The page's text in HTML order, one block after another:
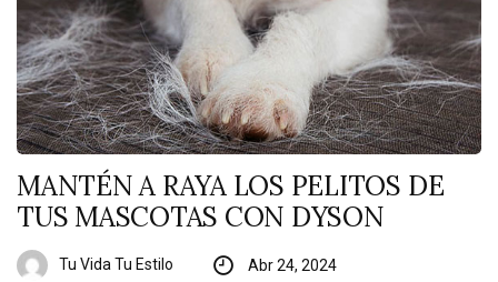
MANTÉN A RAYA LOS PELITOS DE
TUS MASCOTAS CON DYSON
Tu Vida Tu Estilo Abr 24, 2024